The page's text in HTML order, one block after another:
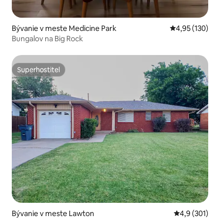
Bývanie v meste Medicine Park Priemerné
4,95 (130)
Bungalov na Big Rock
Superhostiteľ
Superhostiteľ
Bývanie v meste Lawton Priemerné
4,9 (301)